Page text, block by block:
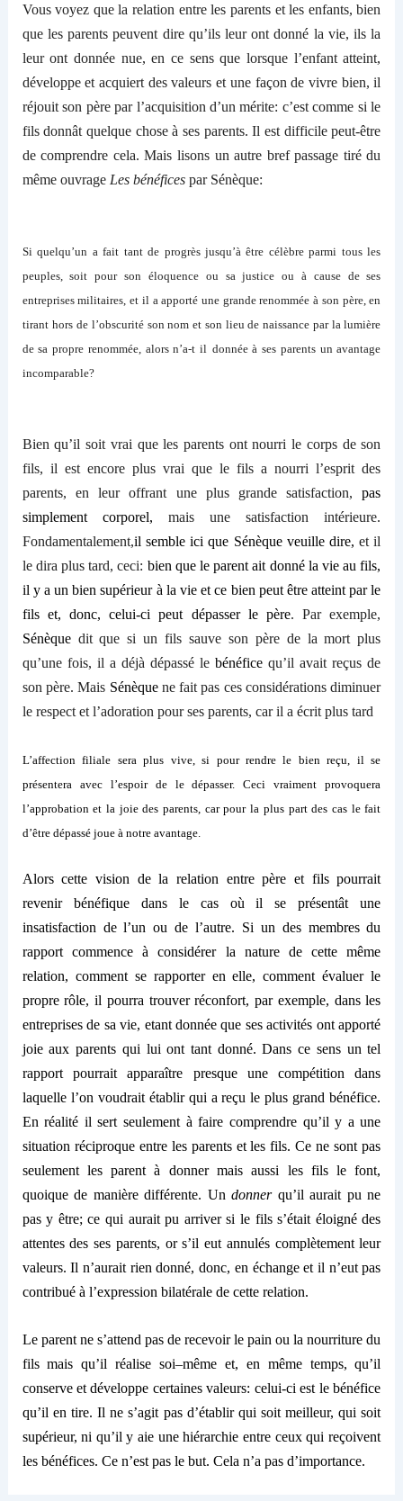
Vous voyez que la relation entre les parents et les enfants, bien
que les parents peuvent dire qu’ilsleuront donné la vie,ils la
leur ont donnée nue, en ce sensquelorsque l’enfant atteint,
développe et acquiert des valeurs et une façon de vivre bien, il
réjouit son pèrepar l’acquisition d’un mérite: c’est comme si le
filsdonnât quelque chose àses parents. Il est difficilepeut-être
de comprendre cela.Mais lisons un autre bref passage tiré du
même ouvrage Les bénéficespar Sénèque:
Si quelqu’un a fait tant de progrès jusqu’àêtre célèbre parmi tous les
peuples,soit pour son éloquence ou sa justice ou à cause deses
entreprises militaires, et il a apporté une grande renommée à son père, en
tirant horsde l’obscurité son nom et son lieu de naissance par la lumière
de sa propre renommée, alors n’a-t il donnéeà ses parents un avantage
incomparable?
Bien qu’il soit vrai que les parents ont nourri le corps de son
fils, il est encore plus vrai que le fils a nourri l’esprit des
parents, en leur offrant une plus grande satisfaction,pas
simplement corporel, mais une satisfaction intérieure.
Fondamentalement,il semble ici que Sénèque veuille dire,etil
le dira plus tard, ceci: bien que le parent ait donné la vie au fils,
il y a un bien supérieur à la vie et ce bien peut être atteint par le
fils et,donc, celui-ci peut dépasser le père. Par exemple,
Sénèquedit que si un fils sauve son père de la mort plus
qu’une fois, il a déjà dépassélebénéfice qu’il avait reçus de
son père. Mais Sénèque ne fait pas ces considérations diminuer
le respect et l’adoration pour ses parents, car il a écrit plus tard
L’affection filiale sera plus vive, si pour rendre le bien reçu, il se
présentera avec l’espoir de le dépasser. Ceci vraiment provoquera
l’approbation et la joie des parents, car pour la plus part des cas le fait
d’être dépassé joue à notre avantage.
Alors cette vision de la relation entre père et fils pourrait
revenir bénéfique dans le cas oùil se présentât une
insatisfaction de l’un ou de l’autre. Si un des membres du
rapport commence à considérer la nature de cettemême
relation, comment se rapporter en elle, comment évaluer le
propre rôle, il pourra trouver réconfort, par exemple, dans les
entreprises de savie, etant donnée que ses activités ont apporté
joie aux parents qui lui ont tant donné. Dans ce sens un tel
rapport pourrait apparaître presque une compétition dans
laquelle l’on voudrait établir qui a reçu le plus grand bénéfice.
En réalité il sert seulement à faire comprendre qu’il y a une
situation réciproque entre les parents et les fils. Ce ne sont pas
seulement les parent à donner mais aussi les fils le font,
quoiquede manière différente. Undonnerqu’il aurait pu ne
pas y être; ce qui aurait pu arriver si le fils s’était éloigné des
attentes des ses parents, or s’il eut annulés complètement leur
valeurs. Il n’aurait rien donné, donc, en échange et il n’eut pas
contribué à l’expression bilatérale de cette relation.
Le parent ne s’attend pas de recevoir le pain ou la nourriture du
fils mais qu’il réalise soi–même et, en même temps, qu’il
conserve et développe certaines valeurs: celui-ci est le bénéfice
qu’il en tire.Il ne s’agit pas d’établir qui soitmeilleur, qui soit
supérieur,ni qu’il y aie une hiérarchie entre ceuxqui reçoivent
les bénéfices. Ce n’est pas le but. Cela n’a pas d’importance.